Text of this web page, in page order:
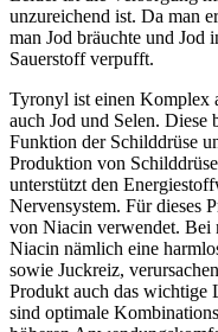
unzureichend ist. Da man
man Jod bräuchte und
Sauerstoff verpufft.
Tyronyl ist einen Komplex
auch Jod und Selen. Diese
Funktion der Schilddrüse
Produktion von
unterstützt den
Nervensystem. Für dieses
von Niacin verwendet. Bei
Niacin nämlich eine
sowie Juckreiz,
Produkt auch das
sind optimale